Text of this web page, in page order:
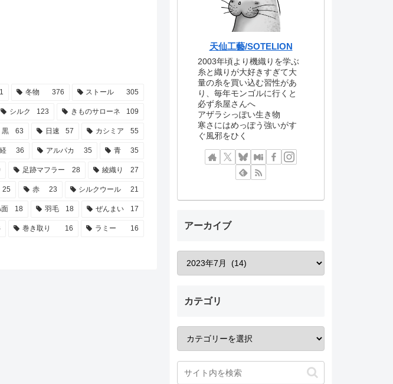
冬物 376 ストール 305
シルク 123 きものサローネ 109
黒 63 日速 57 カシミア 55
36 アルパカ 35 青 35
足跡マフラー 28 綾織り 27
25 赤 23 シルクウール 21
面 18 羽毛 18 ぜんまい 17
巻き取り 16 ラミー 16
天仙工藝/SOTELION
2003年頃より機織りを学ぶ
糸と織りが大好きすぎて大
量の糸を買い込む習性があ
り、毎年モンゴルに行くと
必ず糸屋さんへ
アザラシっぽい生き物
寒さにはめっぽう強いがす
ぐ風邪をひく
アーカイブ
カテゴリ